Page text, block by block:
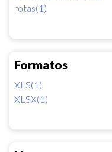
rotas(1)
Formatos
XLS(1)
XLSX(1)